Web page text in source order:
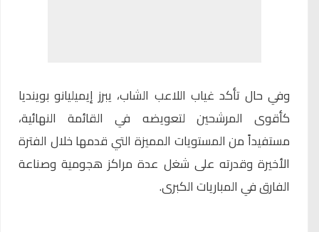
وفي حال تأكد غياب اللاعب الشاب، يبرز إيميليانو بوينديا
كأقوى المرشحين لتعويضه في القائمة النهائية،
مستفيداً من المستويات المميزة التي قدمها خلال الفترة
الأخيرة وقدرته على شغل عدة مراكز هجومية وصناعة
الفارق في المباريات الكبرى.